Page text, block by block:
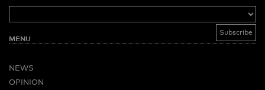
MENU
NEWS
OPINION